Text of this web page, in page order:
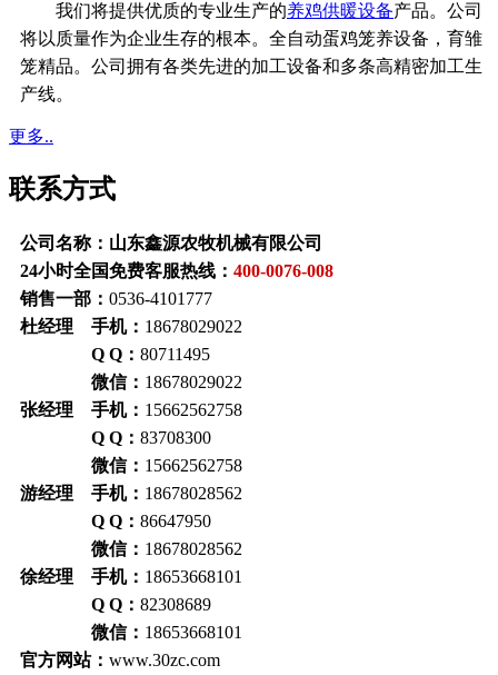
我们将提供优质的专业生产的养鸡供暖设备产品。公司
将以质量作为企业生存的根本。全自动蛋鸡笼养设备，育雏
笼精品。公司拥有各类先进的加工设备和多条高精密加工生
产线。
更多..
联系方式
公司名称：山东鑫源农牧机械有限公司
24小时全国免费客服热线： 400-0076-008
销售一部： 0536-4101777
杜经理 手机： 18678029022
Q Q： 80711495
微信： 18678029022
张经理 手机： 15662562758
Q Q： 83708300
微信： 15662562758
游经理 手机： 18678028562
Q Q： 86647950
微信： 18678028562
徐经理 手机： 18653668101
Q Q： 82308689
微信： 18653668101
官方网站： www.30zc.com